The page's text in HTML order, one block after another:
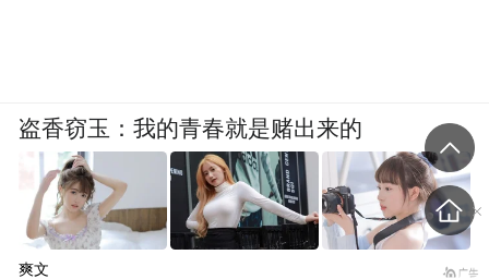
盗香窃玉：我的青春就是赌出来的
爽文